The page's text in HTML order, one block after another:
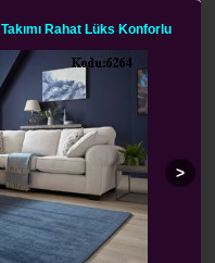
Rahat Lüks Konforlu